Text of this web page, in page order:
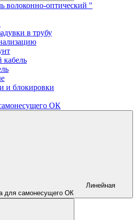
волоконно-оптический "
в трубу
кабель
и блокировки
ОК
Линейная
для самонесущего ОК